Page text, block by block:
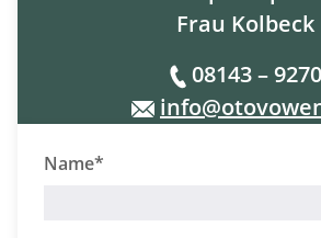
Frau Kolbeck
08143 – 9270
Name*